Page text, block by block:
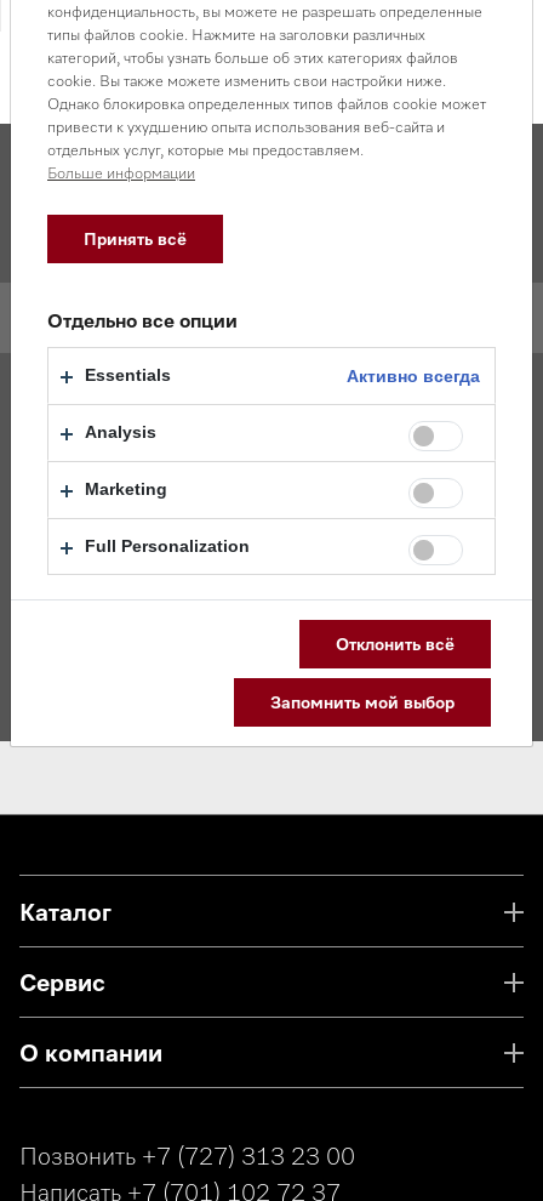
Смотреть все характеристики
Описание товара и характеристики
Описание товара
Активный гранулят от Miele
Блестящий результат даже при стойких загрязнениях
благодаря активному кислороду
Дозирование полностью в автоматическом режиме
Средство раcсчитано на 20 циклов использования
Для использования в посудомоечных машинах
Превосходный результат c Miele
конфиденциальность, вы можете не разрешать определенные
типы файлов cookie. Нажмите на заголовки различных
категорий, чтобы узнать больше об этих категориях файлов
cookie. Вы также можете изменить свои настройки ниже.
Однако блокировка определенных типов файлов cookie может
привести к ухудшению опыта использования веб-сайта и
отдельных услуг, которые мы предоставляем.
Больше информации
Принять всё
Отдельно все опции
Essentials Активно всегда
Analysis
Marketing
Full Personalization
Отклонить всё
Запомнить мой выбор
Каталог
Сервис
О компании
Позвонить +7 (727) 313 23 00
Написать +7 (701) 102 72 37